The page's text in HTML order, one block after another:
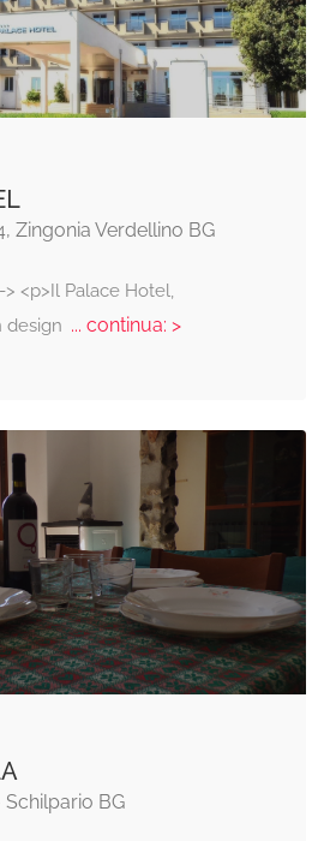
Zingonia Verdellino BG
<p>Il Palace Hotel,
design ... continua: >
Schilpario BG